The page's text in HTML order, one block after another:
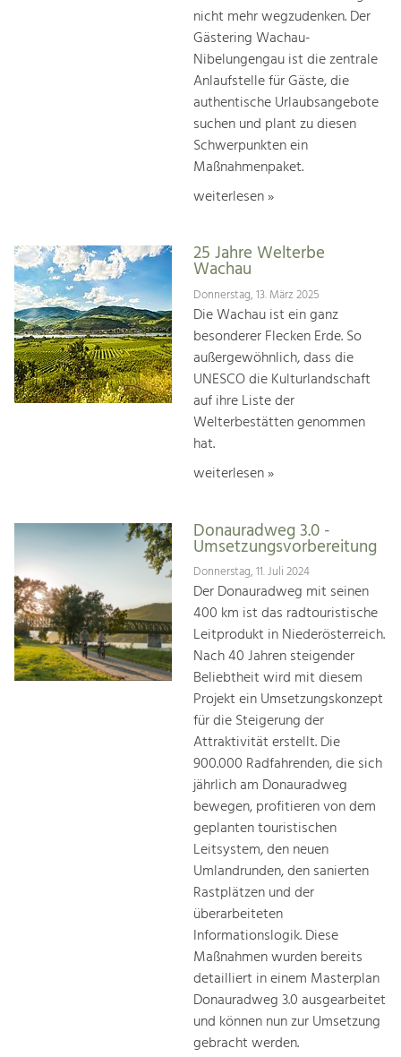
nicht mehr wegzudenken. Der
Gästering Wachau-
Nibelungengau ist die zentrale
Anlaufstelle für Gäste, die
authentische Urlaubsangebote
suchen und plant zu diesen
Schwerpunkten ein
Maßnahmenpaket.
weiterlesen »
25 Jahre Welterbe
Wachau
Donnerstag, 13. März 2025
Die Wachau ist ein ganz
besonderer Flecken Erde. So
außergewöhnlich, dass die
UNESCO die Kulturlandschaft
auf ihre Liste der
Welterbestätten genommen
hat.
weiterlesen »
Donauradweg 3.0 -
Umsetzungsvorbereitung
Donnerstag, 11. Juli 2024
Der Donauradweg mit seinen
400 km ist das radtouristische
Leitprodukt in Niederösterreich.
Nach 40 Jahren steigender
Beliebtheit wird mit diesem
Projekt ein Umsetzungskonzept
für die Steigerung der
Attraktivität erstellt. Die
900.000 Radfahrenden, die sich
jährlich am Donauradweg
bewegen, profitieren von dem
geplanten touristischen
Leitsystem, den neuen
Umlandrunden, den sanierten
Rastplätzen und der
überarbeiteten
Informationslogik. Diese
Maßnahmen wurden bereits
detailliert in einem Masterplan
Donauradweg 3.0 ausgearbeitet
und können nun zur Umsetzung
gebracht werden.